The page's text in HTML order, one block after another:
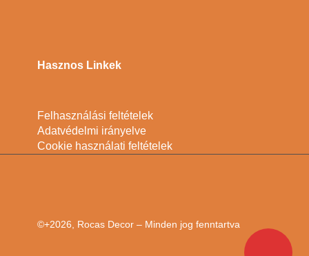
Hasznos Linkek
Felhasználási feltételek
Adatvédelmi irányelve
Cookie használati feltételek
©+2026, Rocas Decor – Minden jog fenntartva